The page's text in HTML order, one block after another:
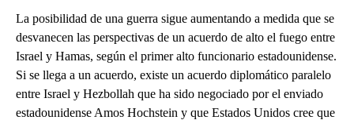
La posibilidad de una guerra sigue aumentando a medida que se
desvanecen las perspectivas de un acuerdo de alto el fuego entre
Israel y Hamas, según el primer alto funcionario estadounidense.
Si se llega a un acuerdo, existe un acuerdo diplomático paralelo
entre Israel y Hezbollah que ha sido negociado por el enviado
estadounidense Amos Hochstein y que Estados Unidos cree que